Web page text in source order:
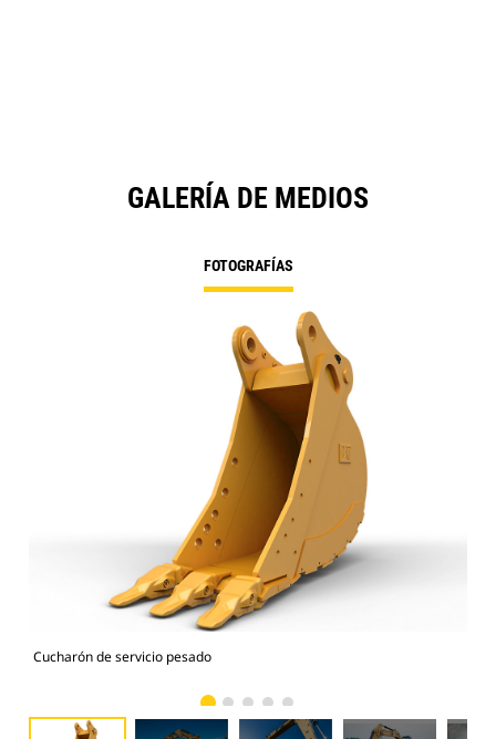
GALERÍA DE MEDIOS
FOTOGRAFÍAS
Cucharón de servicio pesado